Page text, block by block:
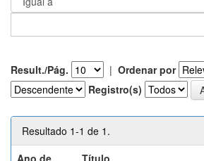
Result./Pág. | Ordenar por
Registro(s)
Resultado 1-1 de 1.
Ano de
Título